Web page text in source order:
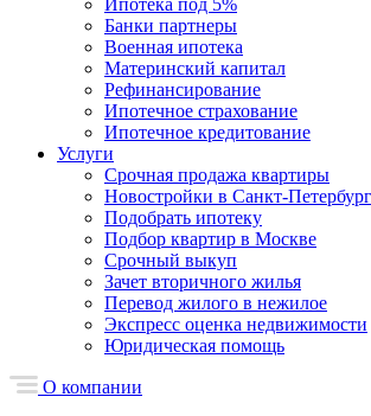
Ипотека под 5%
Банки партнеры
Военная ипотека
Материнский капитал
Рефинансирование
Ипотечное страхование
Ипотечное кредитование
Услуги
Срочная продажа квартиры
Новостройки в Санкт-
Подобрать ипотеку
Подбор квартир в Москве
Срочный выкуп
Зачет вторичного жилья
Перевод жилого в нежилое
Экспресс оценка недвижимости
Юридическая помощь
О компании